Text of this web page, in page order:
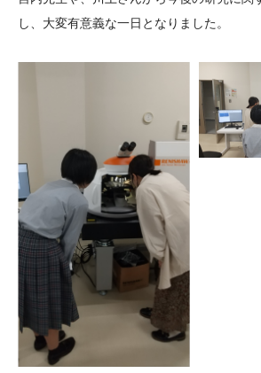
し、大変有意義な一日となりました。